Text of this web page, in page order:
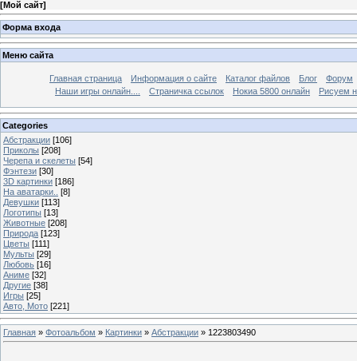
[Мой сайт]
Форма входа
Меню сайта
Главная страница Информация о сайте Каталог файлов Блог
Форум
Наши игры онлайн....
Страничка ссылок Нокиа 5800 онлайн Рисуем
Categories
Абстракции [106]
Приколы [208]
Черепа и скелеты [54]
Фэнтези [30]
3D картинки [186]
На аватарки..
[8]
Девушки [113]
Логотипы [13]
Животные [208]
Природа [123]
Цветы [111]
Мульты [29]
Любовь [16]
Аниме [32]
Другие [38]
Игры [25]
Авто, Мото [221]
Главная » Фотоальбом » Картинки » Абстракции » 1223803490